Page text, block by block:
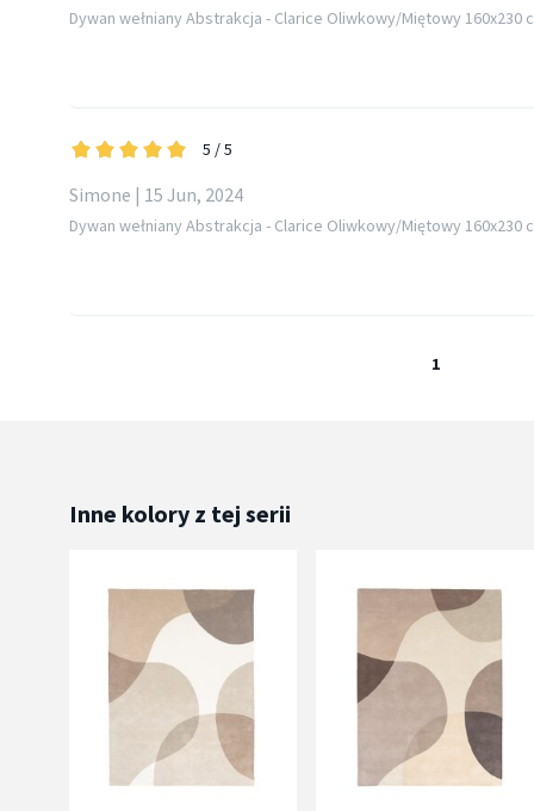
Dywan wełniany Abstrakcja - Clarice Oliwkowy/Miętowy 160x230
5 / 5
Simone | 15 Jun, 2024
Dywan wełniany Abstrakcja - Clarice Oliwkowy/Miętowy 160x230
1
Inne kolory z tej serii